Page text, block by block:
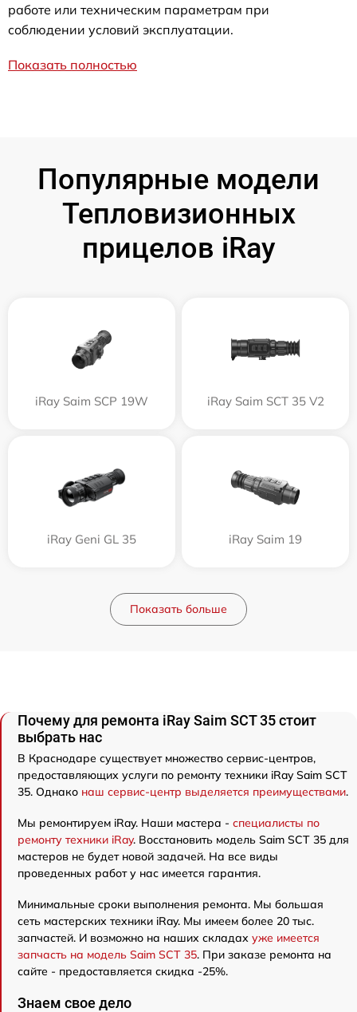
работе или техническим параметрам при
соблюдении условий эксплуатации.
Показать полностью
Популярные модели
Тепловизионных
прицелов iRay
iRay Saim SCP 19W iRay Saim SCT 35 V2
iRay Geni GL 35 iRay Saim 19
Показать больше
Почему для ремонта iRay Saim SCT 35 стоит
выбрать нас
В Краснодаре существует множество сервис-центров,
предоставляющих услуги по ремонту техники iRay Saim SCT
35. Однако наш сервис-центр выделяется преимуществами.
Мы ремонтируем iRay. Наши мастера - специалисты по
ремонту техники iRay. Восстановить модель Saim SCT 35 для
мастеров не будет новой задачей. На все виды
проведенных работ у нас имеется гарантия.
Минимальные сроки выполнения ремонта. Мы большая
сеть мастерских техники iRay. Мы имеем более 20 тыс.
запчастей. И возможно на наших складах уже имеется
запчасть на модель Saim SCT 35. При заказе ремонта на
сайте - предоставляется скидка -25%.
Знаем свое дело